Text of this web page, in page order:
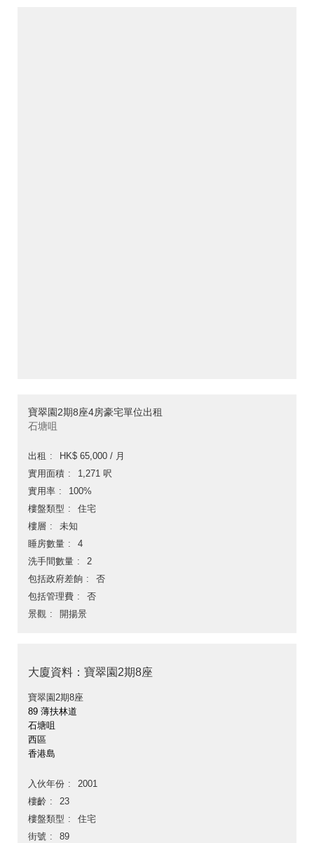
寶翠園2期8座4房豪宅單位出租
石塘咀
出租
HK$ 65,000 / 月
實用面積
1,271 呎
實用率
100%
樓盤類型
住宅
樓層
未知
睡房數量
4
洗手間數量
2
包括政府差餉
否
包括管理費
否
景觀
開揚景
大廈資料：寶翠園2期8座
寶翠園2期8座
89 薄扶林道
石塘咀
西區
香港島
入伙年份
2001
樓齡
23
樓盤類型
住宅
街號
89